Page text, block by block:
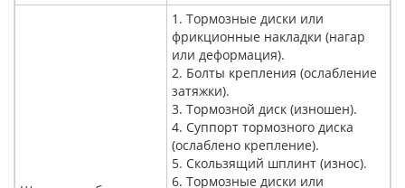
1. Тормозные диски или
фрикционные накладки (нагар
или деформация).
2. Болты крепления (ослабление
затяжки).
3. Тормозной диск (изношен).
4. Суппорт тормозного диска
(ослаблено крепление).
5. Скользящий шплинт (износ).
6. Тормозные диски или